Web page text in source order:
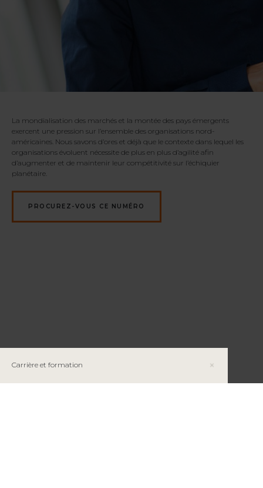
Carrière et formation
La mondialisation des marchés et la montée des pays émergents
exercent une pression sur l’ensemble des organisations nord-
américaines. Nous savons d’ores et déjà que le contexte dans lequel les
organisations évoluent nécessite de plus en plus d’agilité afin
d’augmenter et de maintenir leur compétitivité sur l’échiquier
planétaire.
PROCUREZ-VOUS CE NUMÉRO